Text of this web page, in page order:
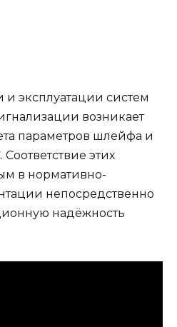
эксплуатации систем
возникает
параметров шлейфа и
этих
в нормативно-
непосредственно
надёжность